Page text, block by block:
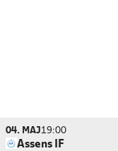
04. MAJ19:00
Assens IF